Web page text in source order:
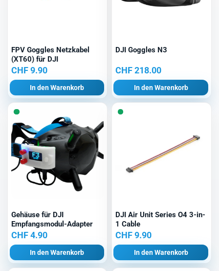
FPV Goggles Netzkabel
(XT60) für DJI
CHF9.90
In den Warenkorb
DJI Goggles N3
CHF218.00
In den Warenkorb
Gehäuse für DJI
Empfangsmodul-Adapter
CHF4.90
In den Warenkorb
DJI Air Unit Series O4 3-in-
1 Cable
CHF9.90
In den Warenkorb